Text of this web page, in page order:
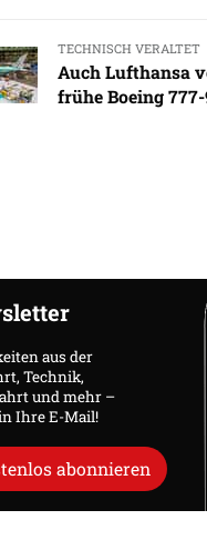
TECHNISCH VERALTET
Auch Lufthansa
frühe Boeing
aus der
Technik,
und mehr –
Ihre E-Mail!
abonnieren